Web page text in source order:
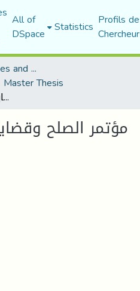
All of
DSpace Statistics Profils
Faculty of Humanities and Social Sciences
Master Thesis
مؤتمر الصلح وقضايا التحرر في الوطن العربي
مؤتمر الصلح